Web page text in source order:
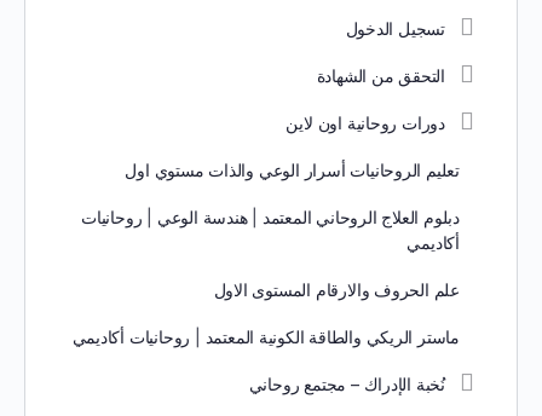
تسجيل الدخول
التحقق من الشهادة
دورات روحانية اون لاين
تعليم الروحانيات أسرار الوعي والذات مستوي اول
دبلوم العلاج الروحاني المعتمد | هندسة الوعي | روحانيات
أكاديمي
علم الحروف والارقام المستوى الاول
ماستر الريكي والطاقة الكونية المعتمد | روحانيات أكاديمي
نُخبة الإدراك – مجتمع روحاني